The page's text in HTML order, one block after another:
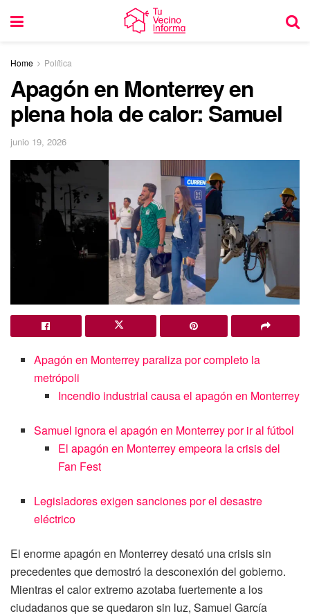
Home Política
Apagón en Monterrey en
plena hola de calor: Samuel
junio 19, 2026
Apagón en Monterrey paraliza por completo la
metrópoli
Incendio industrial causa el apagón en Monterrey
Samuel ignora el apagón en Monterrey por ir al fútbol
El apagón en Monterrey empeora la crisis del
Fan Fest
Legisladores exigen sanciones por el desastre
eléctrico
El enorme apagón en Monterrey desató una crisis sin
precedentes que demostró la desconexión del gobierno.
Mientras el calor extremo azotaba fuertemente a los
ciudadanos que se quedaron sin luz, Samuel García